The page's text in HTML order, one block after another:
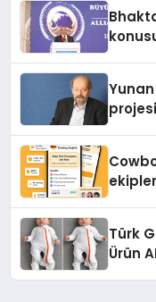
projesi
Türk
Ürün